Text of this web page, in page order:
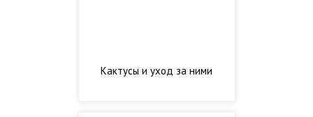
Кактусы и уход за ними